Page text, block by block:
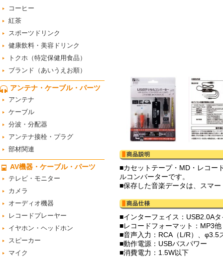
コーヒー
紅茶
スポーツドリンク
健康飲料・美容ドリンク
トクホ（特定保健用食品）
ブランド（あいうえお順）
アンテナ・ケーブル・パーツ
アンテナ
ケーブル
分波・分配器
アンテナ接栓・プラグ
部材関連
AV機器・ケーブル・パーツ
テレビ・モニター
カメラ
オーディオ機器
レコードプレーヤー
イヤホン・ヘッドホン
スピーカー
マイク
■カセットテープ・MD・レコー
ルコンバーターです。
■保存した音楽データは、スマ
■インターフェイス：USB2.0A
■レコードフォーマット：MP3他
■音声入力：RCA（L/R）、φ3.5
■動作電源：USBバスパワー
■消費電力：1.5W以下